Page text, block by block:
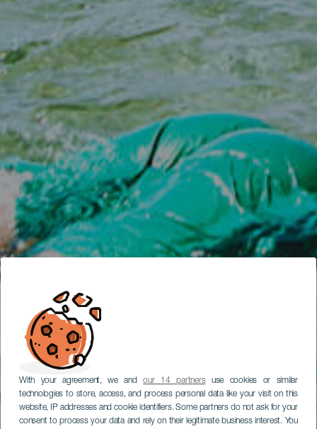
With your agreement, we andour 14 partnersuse cookies or similar
technologies to store, access, and process personal data like your visit on this
website, IP addresses and cookie identifiers. Some partners do not ask for your
consent to process your data and rely on their legitimate business interest. You